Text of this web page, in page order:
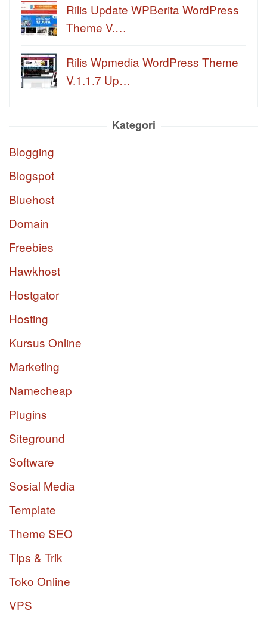
Rilis Update WPBerita WordPress
Theme V.…
Rilis Wpmedia WordPress Theme
V.1.1.7 Up…
Kategori
Blogging
Blogspot
Bluehost
Domain
Freebies
Hawkhost
Hostgator
Hosting
Kursus Online
Marketing
Namecheap
Plugins
Siteground
Software
Sosial Media
Template
Theme SEO
Tips & Trik
Toko Online
VPS